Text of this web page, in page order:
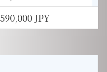
590,000 JPY